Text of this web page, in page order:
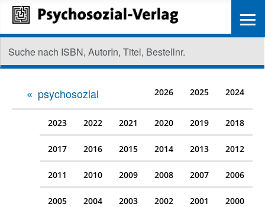
psychosozial 2026 2025 2024
2023 2022 2021 2020 2019 2018
2017 2016 2015 2014 2013 2012
2011 2010 2009 2008 2007 2006
2005 2004 2003 2002 2001 2000
≡